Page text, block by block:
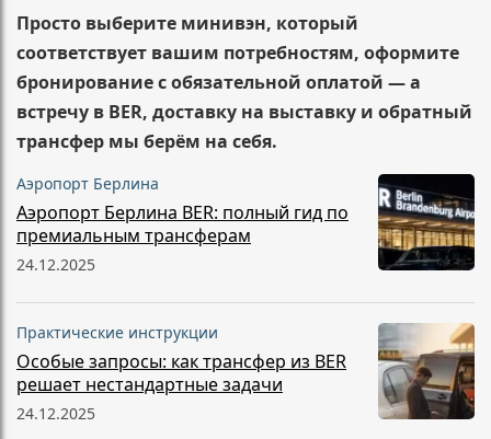
Просто выберите минивэн, который
соответствует вашим потребностям, оформите
бронирование с обязательной оплатой — а
встречу в BER, доставку на выставку и обратный
трансфер мы берём на себя.
Аэропорт Берлина
Аэропорт Берлина BER: полный гид по
премиальным трансферам
24.12.2025
Практические инструкции
Особые запросы: как трансфер из BER
решает нестандартные задачи
24.12.2025